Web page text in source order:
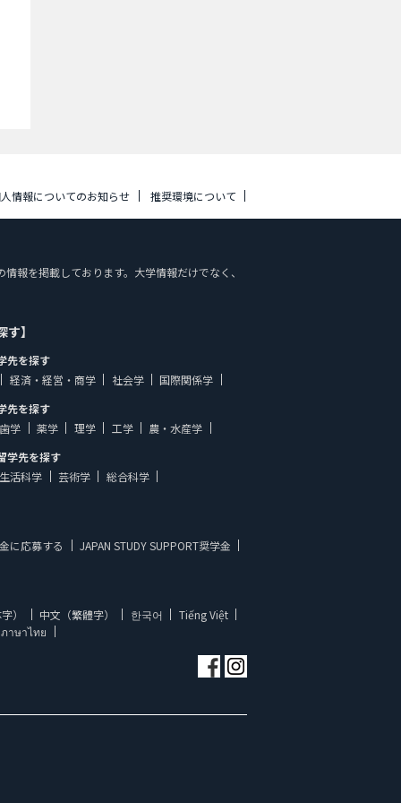
情報についてのお知らせ 推奨環境について
報を掲載しております。大学情報だけでなく、
】
先を探す
経済・経営・商学
社会学
国際関係学
先を探す
学
薬学 理学 工学
農・水産学
学先を探す
生活科学
芸術学 総合科学
に応募する JAPAN STUDY SUPPORT奨学金
） 中文（繁體字） 한국어
Tiếng Việt
ภาษาไทย